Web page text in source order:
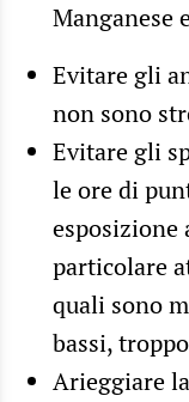
Manganese
Evitare gli
non sono
Evitare gli
le ore di
esposizione
particolare
quali sono
bassi,
Arieggiare